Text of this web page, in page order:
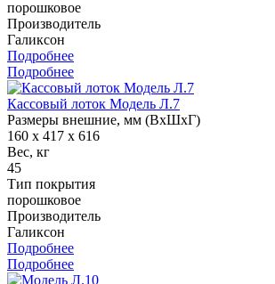
порошковое
Производитель
Галиксон
Подробнее
Подробнее
Кассовый лоток Модель Л.7
Размеры внешние, мм (ВхШхГ)
160 x 417 x 616
Вес, кг
45
Тип покрытия
порошковое
Производитель
Галиксон
Подробнее
Подробнее